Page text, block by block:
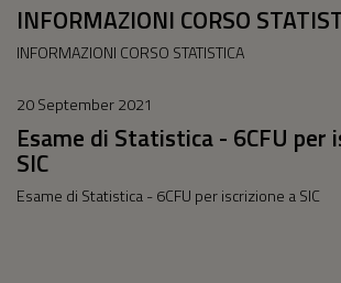
INFORMAZIONI CORSO
INFORMAZIONI CORSO STATISTICA
20 September 2021
Esame di Statistica - 6CFU per
SIC
Esame di Statistica - 6CFU per iscrizione a SIC